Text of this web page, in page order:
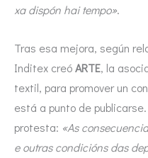
xa dispón hai tempo».
Tras esa mejora, según
Inditex creóARTE, la
textil, para promover un
está a punto de
protesta: «As
e outras condicións das